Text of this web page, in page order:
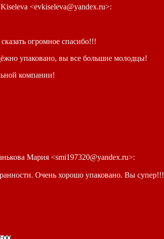
<evkiseleva@yandex.ru>:
огромное спасибо!!!
упаковано, вы все большие молодцы!
компании!
Мария <smi197320@yandex.ru>:
Очень хорошо упаковано. Вы супер!!!